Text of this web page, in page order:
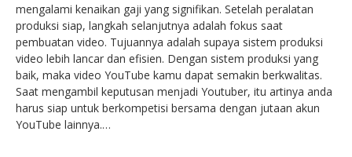
mengalami kenaikan gaji yang signifikan. Setelah peralatan
produksi siap, langkah selanjutnya adalah fokus saat
pembuatan video. Tujuannya adalah supaya sistem produksi
video lebih lancar dan efisien. Dengan sistem produksi yang
baik, maka video YouTube kamu dapat semakin berkwalitas.
Saat mengambil keputusan menjadi Youtuber, itu artinya anda
harus siap untuk berkompetisi bersama dengan jutaan akun
YouTube lainnya.…